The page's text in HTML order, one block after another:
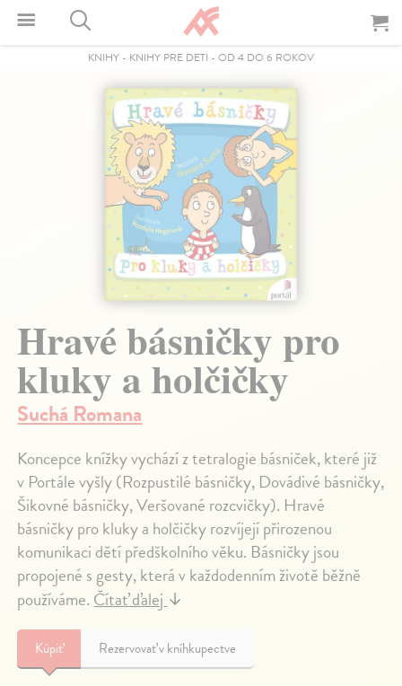
KNIHY - KNIHY PRE DETI - OD 4 DO 6 ROKOV
Hravé básničky pro
kluky a holčičky
Suchá Romana
Koncepce knížky vychází z tetralogie básniček, které již
v Portále vyšly (Rozpustilé básničky, Dovádivé básničky,
Šikovné básničky, Veršované rozcvičky). Hravé
básničky pro kluky a holčičky rozvíjejí přirozenou
komunikaci dětí předškolního věku. Básničky jsou
propojené s gesty, která v každodenním životě běžně
používáme.Čítať ďalej↓
Kúpiť Rezervovať v kníhkupectve